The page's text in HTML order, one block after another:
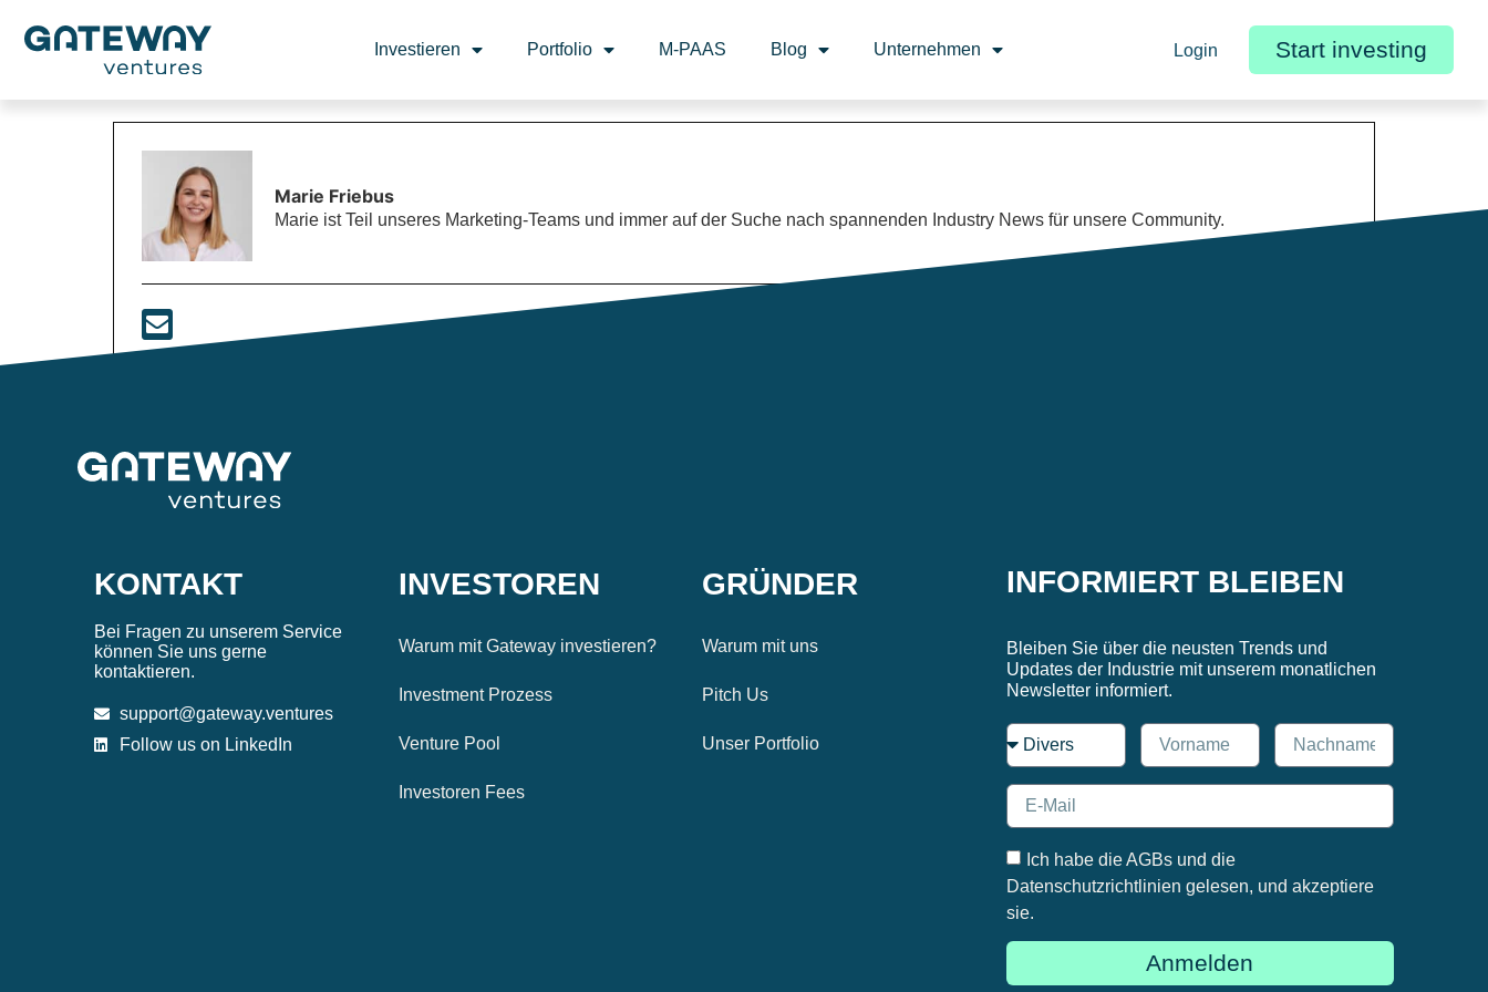
Investieren Portfolio M-PAAS Blog Unternehmen Login Start investing
Marie Friebus
Marie ist Teil unseres Marketing-Teams und immer auf der Suche nach spannenden Industry News für unsere Community.
KONTAKT
Bei Fragen zu unserem Service
können Sie uns gerne
kontaktieren.
support@gateway.ventures
Follow us on LinkedIn
INVESTOREN
Warum mit Gateway investieren?
Investment Prozess
Venture Pool
Investoren Fees
GRÜNDER
Warum mit uns
Pitch Us
Unser Portfolio
INFORMIERT BLEIBEN
Bleiben Sie über die neusten Trends und
Updates der Industrie mit unserem monatlichen
Newsletter informiert.
Ich habe die AGBs und die
Datenschutzrichtlinien gelesen, und akzeptiere
sie.
Anmelden